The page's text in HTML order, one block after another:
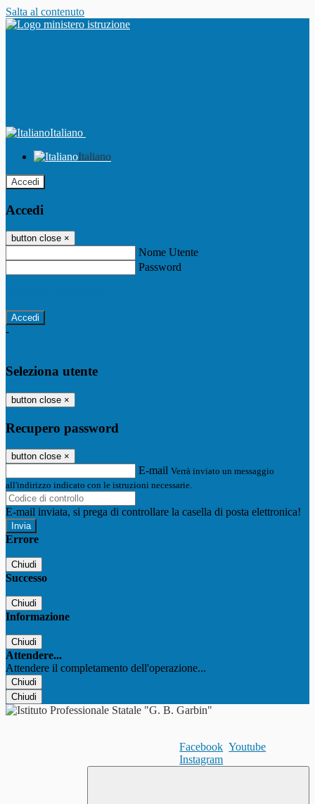
Salta al contenuto
Italiano
Italiano
Accedi
Accedi
button close ×
Nome Utente
Password
-
Seleziona utente
button close ×
Recupero password
button close ×
E-mail Verrà inviato un messaggio
all'indirizzo indicato con le istruzioni necessarie.
E-mail inviata, si prega di controllare la casella di posta elettronica!
Errore
Chiudi
Successo
Chiudi
Informazione
Chiudi
Attendere...
Attendere il completamento dell'operazione...
Chiudi
Chiudi
Facebook Youtube
Instagram